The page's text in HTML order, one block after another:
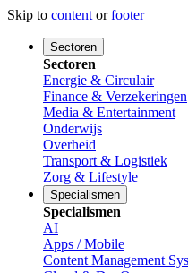
Skip to content orfooter
Sectoren
Sectoren
Energie & Circulair
Finance & Verzekeringen
Media & Entertainment
Onderwijs
Overheid
Transport & Logistiek
Zorg & Lifestyle
Specialismen
Specialismen
AI
Apps / Mobile
Content Management